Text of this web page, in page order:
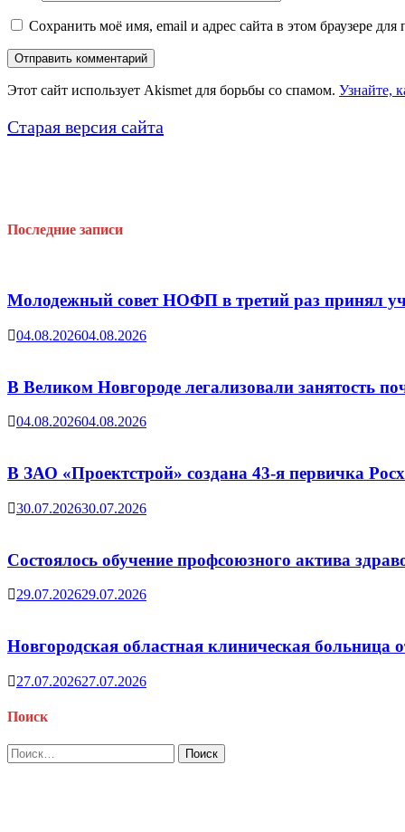
Сохранить моё имя, email и адрес сайта в этом браузере
Этот сайт использует Akismet для борьбы со спамом. Узнайте,
Старая версия сайта
Последние записи
Молодежный совет НОФП в третий раз принял
04.08.202604.08.2026
В Великом Новгороде легализовали занятость
04.08.202604.08.2026
В ЗАО «Проектстрой» создана 43-я первичка
30.07.202630.07.2026
Состоялось обучение профсоюзного актива
29.07.202629.07.2026
Новгородская областная клиническая больница
27.07.202627.07.2026
Поиск
Найти: